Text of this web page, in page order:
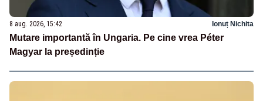
8 aug. 2026, 15:42 Ionuț Nichita
Mutare importantă în Ungaria. Pe cine vrea Péter
Magyar la președinție